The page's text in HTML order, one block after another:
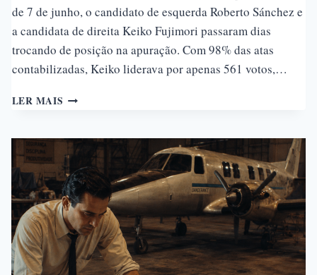
de 7 de junho, o candidato de esquerda Roberto Sánchez e
a candidata de direita Keiko Fujimori passaram dias
trocando de posição na apuração. Com 98% das atas
contabilizadas, Keiko liderava por apenas 561 votos,…
LER MAIS POR
PERU
TEVE
NOVE
PRESIDENTES
EM
DEZ
ANOS